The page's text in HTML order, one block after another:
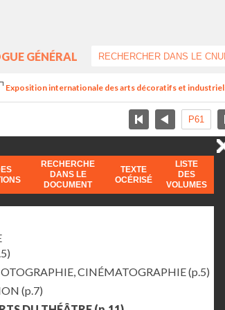
GÉNÉRAL
Exposition internationale des arts décoratifs et
RECHERCHE
DANS LE
DOCUMENT
TEXTE
OCÉRISÉ
LISTE
DES
VOLUMES
CINÉMATOGRAPHIE(p.5)
(p.7)